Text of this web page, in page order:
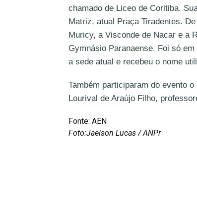
chamado de Liceo de Coritiba.
Matriz, atual Praça Tiradentes.
Muricy, a Visconde de Nacar e a
Gymnásio Paranaense. Foi só
a sede atual e recebeu o nome
Também participaram do evento
Lourival de Araújo Filho,
Fonte: AEN
Foto:Jaelson Lucas / ANPr